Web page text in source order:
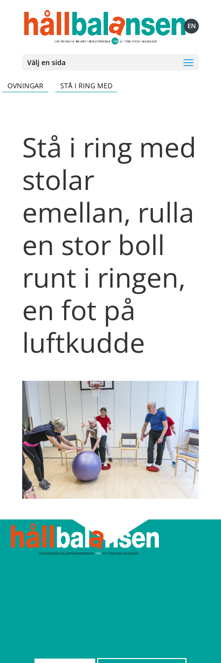
EN
Välj en sida
OVNINGAR STÅ I RING MED
Stå i ring med
stolar
emellan, rulla
en stor boll
runt i ringen,
en fot på
luftkudde